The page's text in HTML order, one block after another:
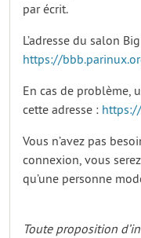
par écrit.
L’adresse du salon
https://
En cas de problème,
cette adresse :
Vous n’avez pas
connexion, vous
qu’une personne
Toute proposition